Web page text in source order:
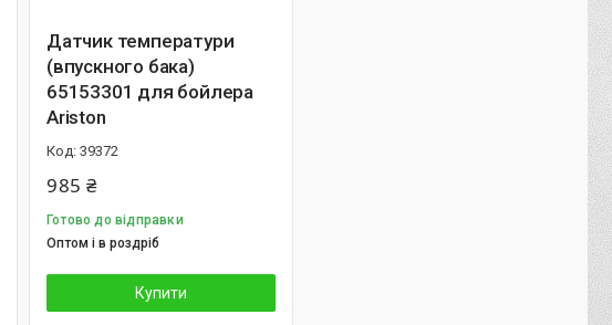
Датчик температури
(впускного бака)
65153301 для бойлера
Ariston
39372
985 ₴
Готово до відправки
Оптом і в роздріб
Купити